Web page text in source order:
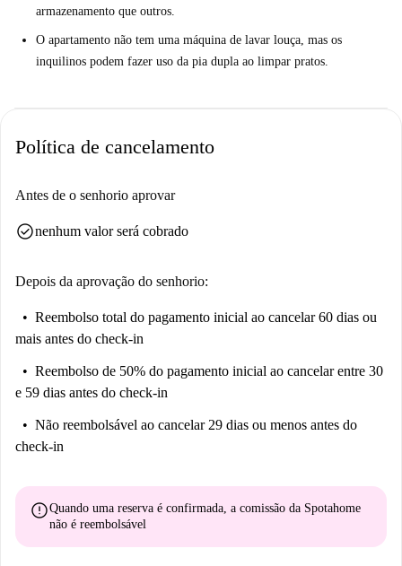
armazenamento que outros.
O apartamento não tem uma máquina de lavar louça, mas os
inquilinos podem fazer uso da pia dupla ao limpar pratos.
Política de cancelamento
Antes de o senhorio aprovar
check_circlenenhum valor será cobrado
Depois da aprovação do senhorio:
Reembolso total do pagamento inicial ao cancelar 60 dias ou
mais antes do check-in
Reembolso de 50% do pagamento inicial ao cancelar entre 30
e 59 dias antes do check-in
Não reembolsável ao cancelar 29 dias ou menos antes do
check-in
errorQuando uma reserva é confirmada, a comissão da Spotahome
não é reembolsável